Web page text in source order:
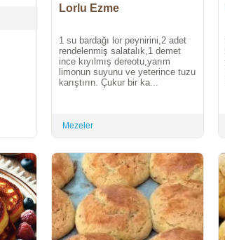
Lorlu Ezme
1 su bardağı lor peynirini,2 adet
rendelenmiş salatalık,1 demet
ince kıyılmış dereotu,yarım
limonun suyunu ve yeterince tuzu
karıştırın. Çukur bir ka...
Mezeler